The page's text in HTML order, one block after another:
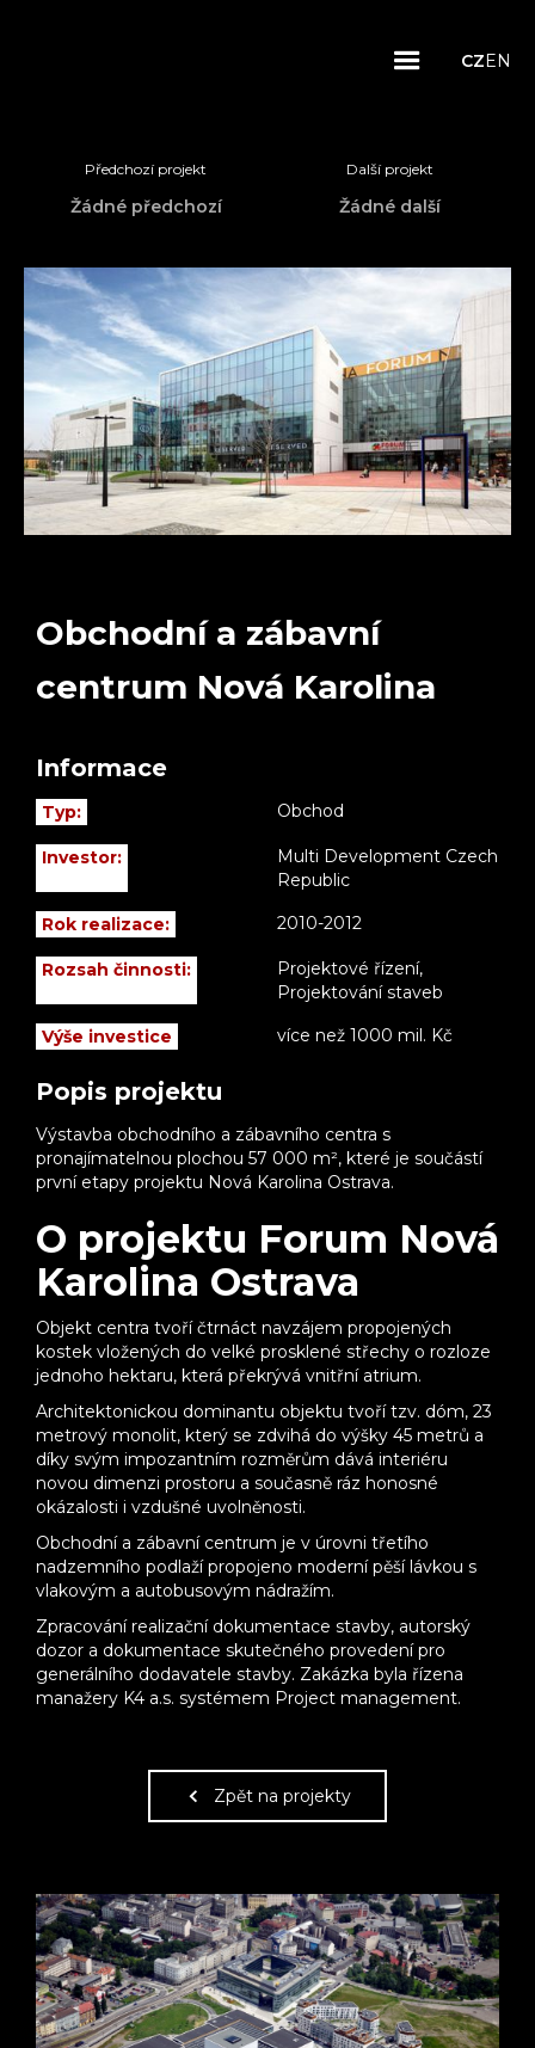
CZEN
Předchozí projekt
Žádné předchozí
Další projekt
Žádné další
Obchodní a zábavní
centrum Nová Karolina
Popis projektu
Výstavba obchodního a zábavního centra s
pronajímatelnou plochou 57 000 m², které je součástí
první etapy projektu Nová Karolina Ostrava.
O projektu Forum Nová
Karolina Ostrava
Objekt centra tvoří čtrnáct navzájem propojených
kostek vložených do velké prosklené střechy o rozloze
jednoho hektaru, která překrývá vnitřní atrium.
Architektonickou dominantu objektu tvoří tzv. dóm, 23
metrový monolit, který se zdvihá do výšky 45 metrů a
díky svým impozantním rozměrům dává interiéru
novou dimenzi prostoru a současně ráz honosné
okázalosti i vzdušné uvolněnosti.
Obchodní a zábavní centrum je v úrovni třetího
nadzemního podlaží propojeno moderní pěší lávkou s
vlakovým a autobusovým nádražím.
Zpracování realizační dokumentace stavby, autorský
dozor a dokumentace skutečného provedení pro
generálního dodavatele stavby. Zakázka byla řízena
manažery K4 a.s. systémem Project management.
Informace
Typ: Obchod
Investor:
Multi Development Czech
Republic
Rok realizace: 2010-2012
Rozsah činnosti:
Projektové řízení,
Projektování staveb
Výše investice více než 1000 mil. Kč
Zpět na projekty